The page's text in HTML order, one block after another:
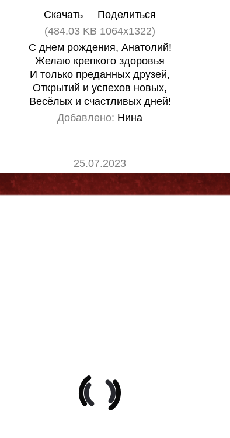
Скачать
Поделиться
(484.03 KB 1064x1322)
С днем рождения, Анатолий!
Желаю крепкого здоровья
И только преданных друзей,
Открытий и успехов новых,
Весёлых и счастливых дней!
Добавлено: Нина
25.07.2023